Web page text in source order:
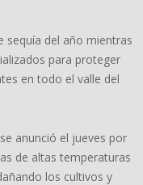
sequía del año mientras
para proteger
en todo el valle del
anunció el jueves por
de altas temperaturas
los cultivos y